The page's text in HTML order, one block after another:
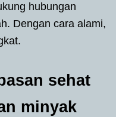
hubungan
Dengan cara alami,
sehat
minyak